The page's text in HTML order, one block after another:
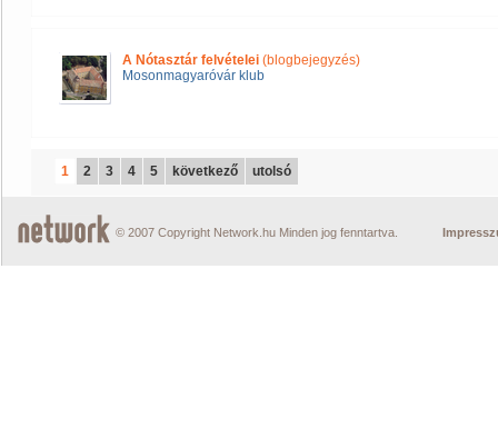
A Nótasztár felvételei (blogbejegyzés)
Mosonmagyaróvár klub
1 2 3 4 5 következő utolsó
© 2007 Copyright Network.hu Minden jog fenntartva.